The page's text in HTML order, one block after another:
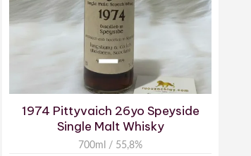
1974 Pittyvaich 26yo Speyside
Single Malt Whisky
700ml / 55,8%